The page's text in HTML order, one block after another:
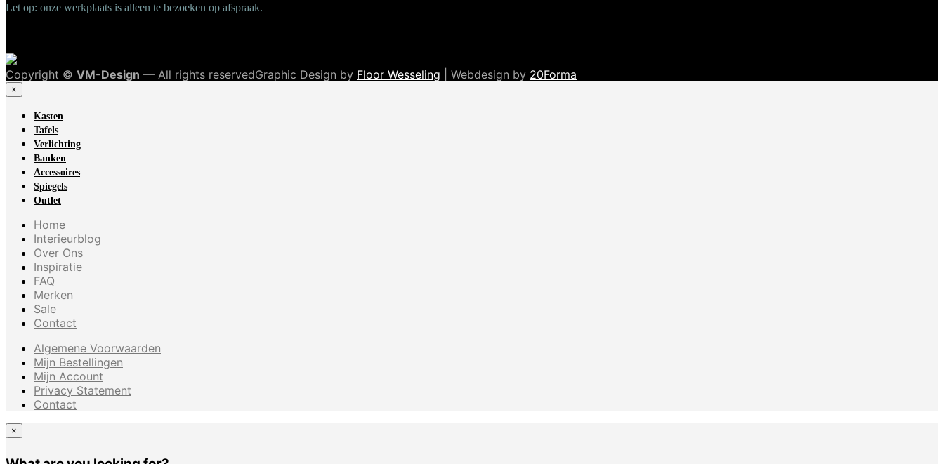
Let op: onze werkplaats is alleen te bezoeken op afspraak.
Copyright © VM-Design — All rights reservedGraphic Design by Floor Wesseling | Webdesign by 20Forma
×
Kasten
Tafels
Verlichting
Banken
Accessoires
Spiegels
Outlet
Home
Interieurblog
Over Ons
Inspiratie
FAQ
Merken
Sale
Contact
Algemene Voorwaarden
Mijn Bestellingen
Mijn Account
Privacy Statement
Contact
×